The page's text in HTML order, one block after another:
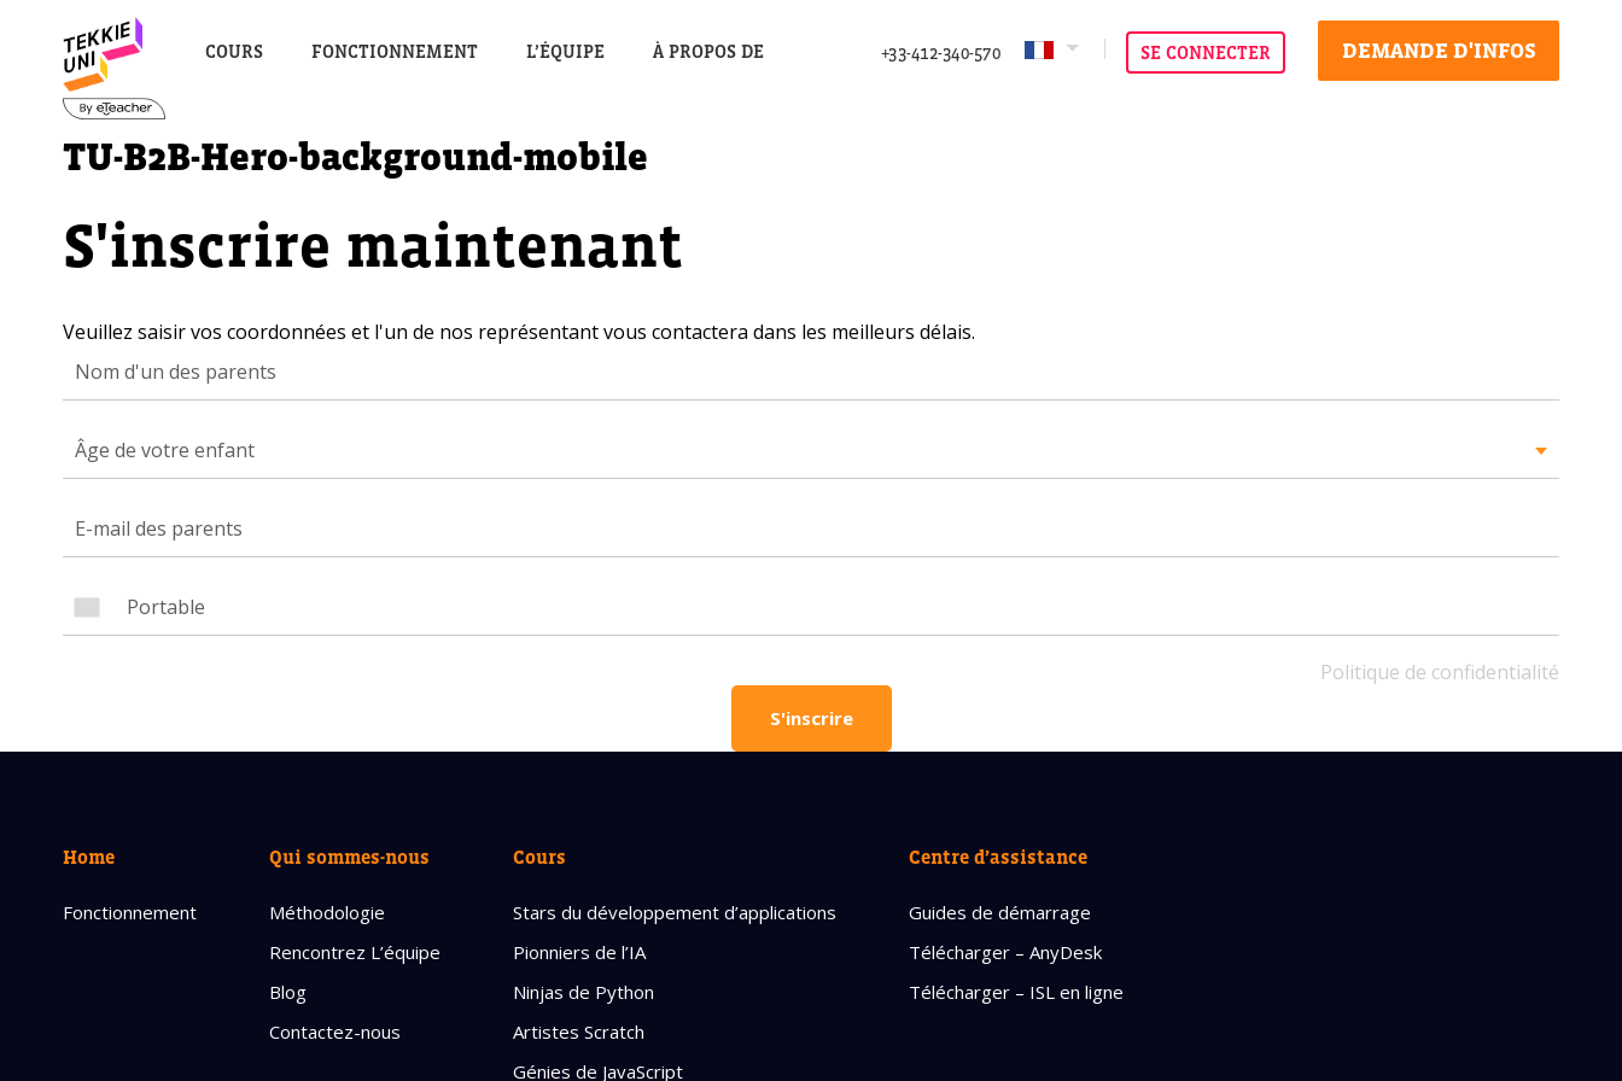
COURS FONCTIONNEMENT L’ÉQUIPE À PROPOS DE DEMANDE D'INFOS
+33-412-340-570 SE CONNECTER
TU-B2B-Hero-background-mobile
S'inscrire maintenant
Veuillez saisir vos coordonnées et l'un de nos représentant vous contactera dans les meilleurs délais.
Âge de votre enfant
Politique de confidentialité
S'inscrire
Home
Fonctionnement
Qui sommes-nous
Méthodologie
Rencontrez L’équipe
Blog
Contactez-nous
Cours
Stars du développement d’applications
Pionniers de l’IA
Ninjas de Python
Artistes Scratch
Génies de JavaScript
Centre d’assistance
Guides de démarrage
Télécharger – AnyDesk
Télécharger – ISL en ligne
Âge de votre enfant
Âge de votre enfant
Politique de confidentialité
OBTENIR PLUS D’INFOS